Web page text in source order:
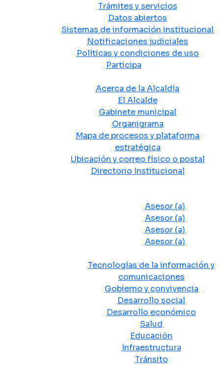
Trámites y servicios
Datos abiertos
Sistemas de información institucional
Notificaciones judiciales
Políticas y condiciones de uso
Participa
Acerca de la Alcaldía
El Alcalde
Gabinete municipal
Organigrama
Mapa de procesos y plataforma
estratégica
Ubicación y correo físico o postal
Directorio Institucional
Asesor (a)
Asesor (a)
Asesor (a)
Asesor (a)
Tecnologías de la información y
comunicaciones
Gobierno y convivencia
Desarrollo social
Desarrollo económico
Salud
Educación
Infraestructura
Tránsito